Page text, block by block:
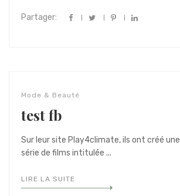
Partager:
Mode & Beauté
test fb
Sur leur site Play4climate, ils ont créé une
série de films intitulée ...
LIRE LA SUITE